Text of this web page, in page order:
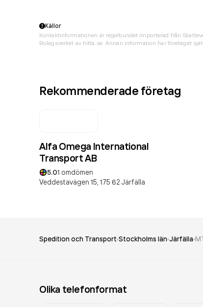
Källor
Kontaktinformationen är regelbundet importerad från
Bolagsverket av hitta.se. Annan information har företaget
Rekommenderade företag
Alfa Omega International
Transport AB
5.01 omdömen
Veddestavägen 15, 175 62 Järfälla
Spedition och Transport Stockholms län Järfälla
Olika telefonformat